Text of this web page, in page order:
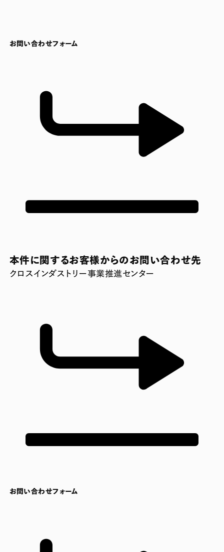
お問い合わせフォーム
本件に関するお客様からのお問い合わせ先
クロスインダストリー事業推進センター
お問い合わせフォーム